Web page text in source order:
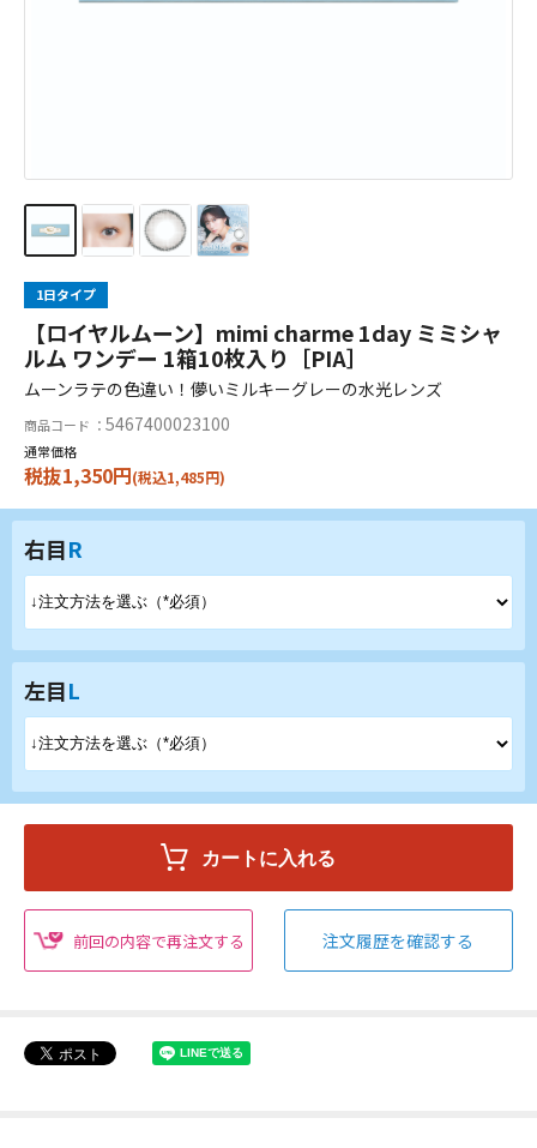
1日タイプ
【ロイヤルムーン】mimi charme 1day ミミシャ
ルム ワンデー 1箱10枚入り［PIA］
ムーンラテの色違い！儚いミルキーグレーの水光レンズ
商品コード ： 5467400023100
通常価格
税抜1,350円(税込1,485円)
右目R
左目L
前回の内容で再注文する 注文履歴を確認する